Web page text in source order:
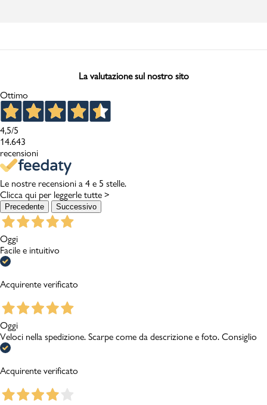
La valutazione sul nostro sito
Ottimo
4,5/5
14.643
recensioni
Le nostre recensioni a 4 e 5 stelle.
Clicca qui per leggerle tutte >
Precedente Successivo
Oggi
Facile e intuitivo
Acquirente verificato
Oggi
Veloci nella spedizione. Scarpe come da descrizione e foto. Consiglio
Acquirente verificato